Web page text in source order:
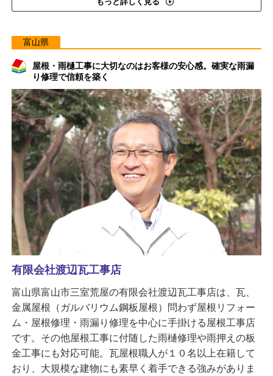
富山県
屋根・雨樋工事に大切なのはお客様の安心感。確実な雨漏
り修理で信頼を築く
有限会社渡辺瓦工事店
富山県富山市三室荒屋の有限会社渡辺瓦工事店は、瓦、
金属屋根（ガルバリウム鋼板屋根）問わず屋根リフォー
ム・屋根修理・雨漏り修理を中心に手掛ける屋根工事店
です。その他屋根工事に付随した雨樋修理や雨押えの板
金工事にも対応可能。瓦屋根職人が１０名以上在籍して
おり、大規模な建物にも素早く着手できる強みがありま